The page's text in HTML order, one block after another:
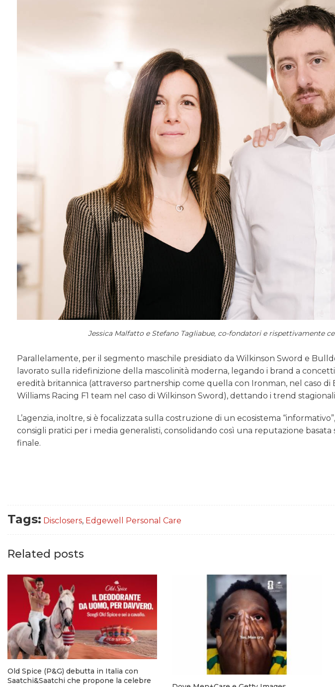
Jessica Malfatto e Stefano Tagliabue, co-fondatori e rispettivamente
Parallelamente, per il segmento maschile presidiato da Wilkinson Sword e
lavorato sulla ridefinizione della mascolinità moderna, legando i brand a
eredità britannica (attraverso partnership come quella con Ironman, nel caso di
Williams Racing F1 team nel caso di Wilkinson Sword), dettando i trend stagionali
L’agenzia, inoltre, si è focalizzata sulla costruzione di un ecosistema
consigli pratici per i media generalisti, consolidando così una reputazione
finale.
Tags: Disclosers, Edgewell Personal Care
Related posts
Old Spice (P&G) debutta in Italia con
Saatchi&Saatchi che propone la celebre